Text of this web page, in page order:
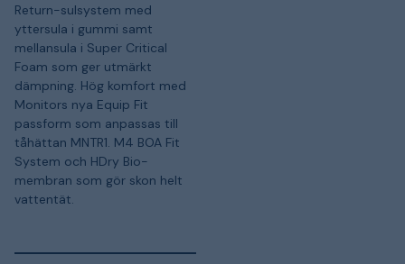
Return-sulsystem med
yttersula i gummi samt
mellansula i Super Critical
Foam som ger utmärkt
dämpning. Hög komfort med
Monitors nya Equip Fit
passform som anpassas till
tåhättan MNTR1. M4 BOA Fit
System och HDry Bio-
membran som gör skon helt
vattentät.